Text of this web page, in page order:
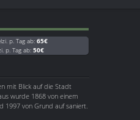
p. Tag ab: 65€
p. Tag ab: 50€
mit Blick auf die Stadt
wurde 1868 von einem
1997 von Grund auf saniert.